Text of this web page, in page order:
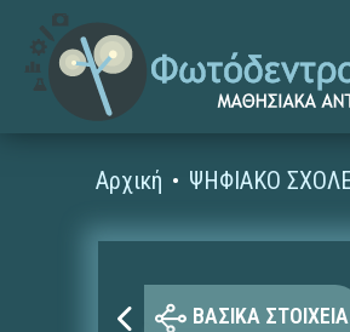
Αρχική
ΒΑΣΙΚΑ ΣΤΟΙΧΕΙΑ